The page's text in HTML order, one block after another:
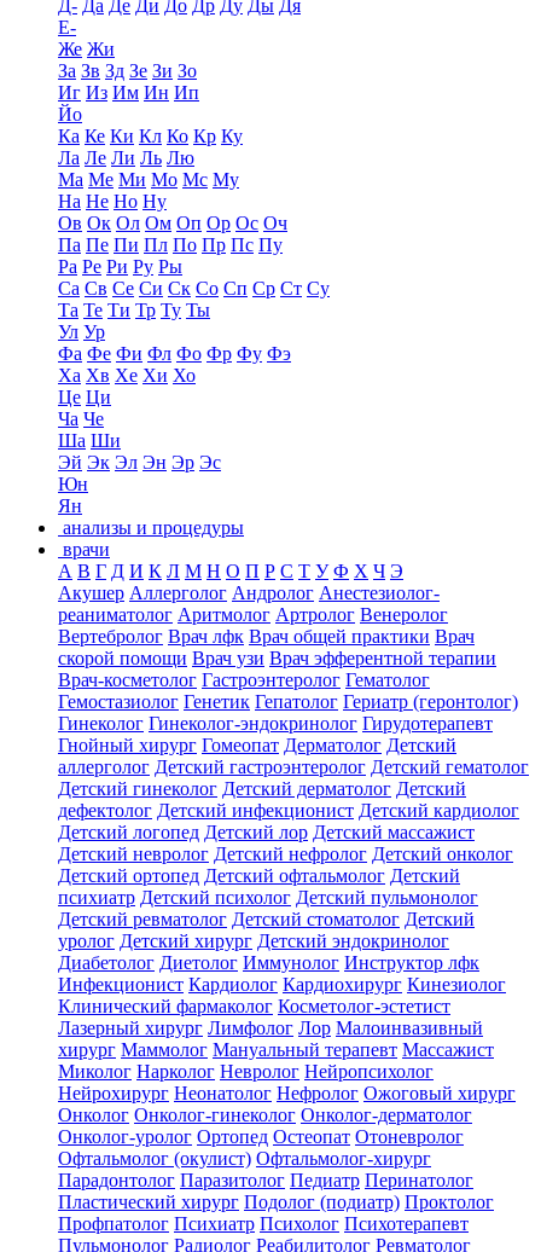
Д- Да Де Ди До Др Ду Ды Дя
Е-
Же Жи
За Зв Зд Зе Зи Зо
Иг Из Им Ин Ип
Йо
Ка Ке Ки Кл Ко Кр Ку
Ла Ле Ли Ль Лю
Ма Ме Ми Мо Мс Му
На Не Но Ну
Ов Ок Ол Ом Оп Ор Ос Оч
Па Пе Пи Пл По Пр Пс Пу
Ра Ре Ри Ру Ры
Са Св Се Си Ск Со Сп Ср Ст Су
Та Те Ти Тр Ту Ты
Ул Ур
Фа Фе Фи Фл Фо Фр Фу Фэ
Ха Хв Хе Хи Хо
Це Ци
Ча Че
Ша Ши
Эй Эк Эл Эн Эр Эс
Юн
Ян
анализы и процедуры
врачи
А В Г Д И К Л М Н О П Р С Т У Ф Х Ч Э
Акушер Аллерголог Андролог Анестезиолог-
реаниматолог Аритмолог Артролог Венеролог
Вертебролог Врач лфк Врач общей практики Врач
скорой помощи Врач узи Врач эфферентной терапии
Врач-косметолог Гастроэнтеролог Гематолог
Гемостазиолог Генетик Гепатолог Гериатр (геронтолог)
Гинеколог Гинеколог-эндокринолог Гирудотерапевт
Гнойный хирург Гомеопат Дерматолог Детский
аллерголог Детский гастроэнтеролог Детский гематолог
Детский гинеколог Детский дерматолог Детский
дефектолог Детский инфекционист Детский кардиолог
Детский логопед Детский лор Детский массажист
Детский невролог Детский нефролог Детский онколог
Детский ортопед Детский офтальмолог Детский
психиатр Детский психолог Детский пульмонолог
Детский ревматолог Детский стоматолог Детский
уролог Детский хирург Детский эндокринолог
Диабетолог Диетолог Иммунолог Инструктор лфк
Инфекционист Кардиолог Кардиохирург Кинезиолог
Клинический фармаколог Косметолог-эстетист
Лазерный хирург Лимфолог Лор Малоинвазивный
хирург Маммолог Мануальный терапевт Массажист
Миколог Нарколог Невролог Нейропсихолог
Нейрохирург Неонатолог Нефролог Ожоговый хирург
Онколог Онколог-гинеколог Онколог-дерматолог
Онколог-уролог Ортопед Остеопат Отоневролог
Офтальмолог (окулист) Офтальмолог-хирург
Парадонтолог Паразитолог Педиатр Перинатолог
Пластический хирург Подолог (подиатр) Проктолог
Профпатолог Психиатр Психолог Психотерапевт
Пульмонолог Радиолог Реабилитолог Ревматолог